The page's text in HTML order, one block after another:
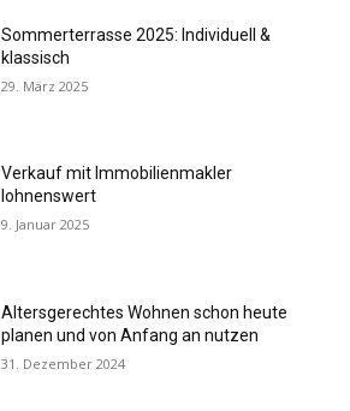
Sommerterrasse 2025: Individuell &
klassisch
29. März 2025
Verkauf mit Immobilienmakler
lohnenswert
9. Januar 2025
Altersgerechtes Wohnen schon heute
planen und von Anfang an nutzen
31. Dezember 2024